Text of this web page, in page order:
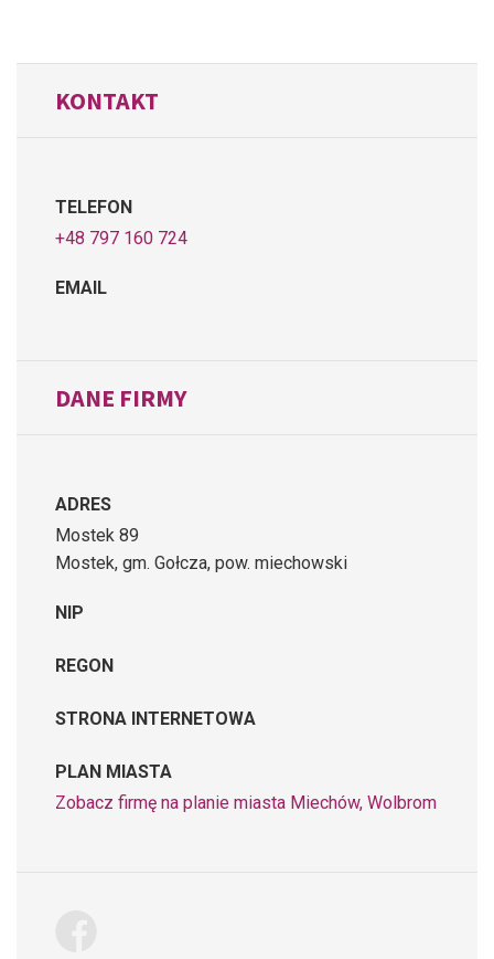
KONTAKT
TELEFON
+48 797 160 724
EMAIL
DANE FIRMY
ADRES
Mostek 89
Mostek, gm. Gołcza, pow. miechowski
NIP
REGON
STRONA INTERNETOWA
PLAN MIASTA
Zobacz firmę na planie miasta Miechów, Wolbrom